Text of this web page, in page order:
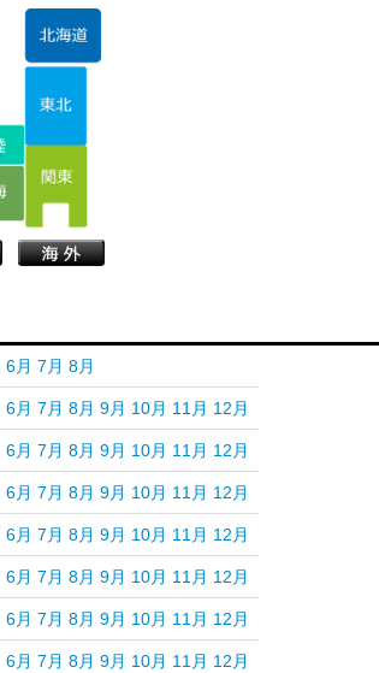
6月 7月 8月
6月 7月 8月 9月 10月 11月 12月
6月 7月 8月 9月 10月 11月 12月
6月 7月 8月 9月 10月 11月 12月
6月 7月 8月 9月 10月 11月 12月
6月 7月 8月 9月 10月 11月 12月
6月 7月 8月 9月 10月 11月 12月
6月 7月 8月 9月 10月 11月 12月